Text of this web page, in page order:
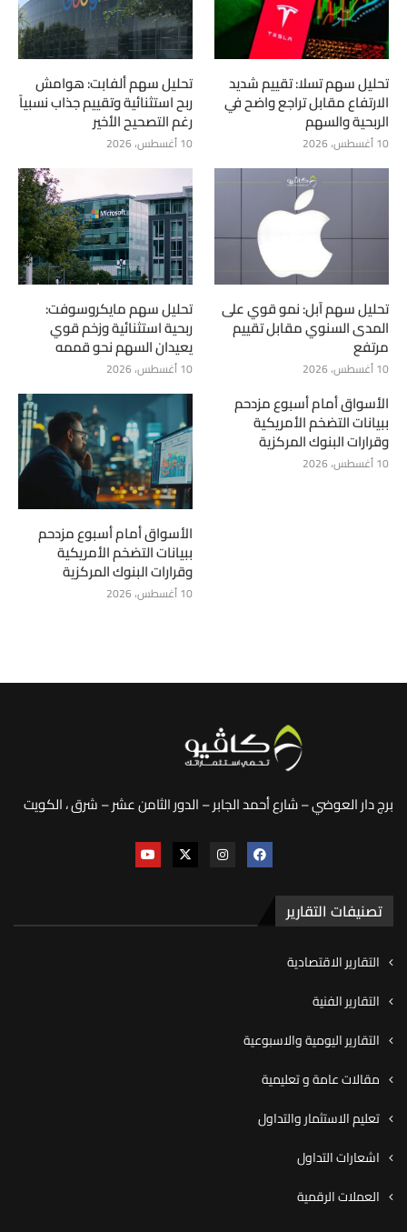
تحليل سهم تسلا: تقييم شديد
الارتفاع مقابل تراجع واضح في
الربحية والسهم
10 أغسطس، 2026
تحليل سهم ألفابت: هوامش
ربح استثنائية وتقييم جذاب نسبياً
رغم التصحيح الأخير
10 أغسطس، 2026
تحليل سهم آبل: نمو قوي على
المدى السنوي مقابل تقييم
مرتفع
10 أغسطس، 2026
تحليل سهم مايكروسوفت:
ربحية استثنائية وزخم قوي
يعيدان السهم نحو قممه
10 أغسطس، 2026
الأسواق أمام أسبوع مزدحم
ببيانات التضخم الأمريكية
وقرارات البنوك المركزية
10 أغسطس، 2026
الأسواق أمام أسبوع مزدحم
ببيانات التضخم الأمريكية
وقرارات البنوك المركزية
10 أغسطس، 2026
برج دار العوضي – شارع أحمد الجابر – الدور الثامن عشر – شرق ، الكويت
تصنيفات التقارير
التقارير الاقتصادية
التقارير الفنية
التقارير اليومية والاسبوعية
مقالات عامة و تعليمية
تعليم الاستثمار والتداول
اشعارات التداول
العملات الرقمية